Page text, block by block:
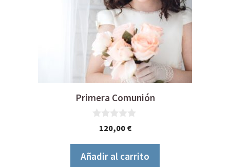
Primera Comunión
120,00 €
Añadir al carrito